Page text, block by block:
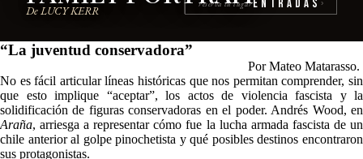
De LUCY KERR
reserva tu lugarEntradas ›
“La juventud conservadora”
Por Mateo Matarasso.
No es fácil articular líneas históricas que nos permitan comprender, sin
que esto implique “aceptar”, los actos de violencia fascista y la
solidificación de figuras conservadoras en el poder. Andrés Wood, en
Araña, arriesga a representar cómo fue la lucha armada fascista de un
chile anterior al golpe pinochetista y qué posibles destinos encontraron
sus protagonistas.